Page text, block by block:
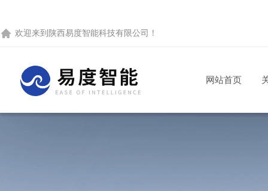
欢迎来到 陕西易度智能科技有限公司 ！
网站首页